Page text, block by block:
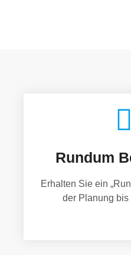
Rundum
Erhalten Sie ein
der Planung bis